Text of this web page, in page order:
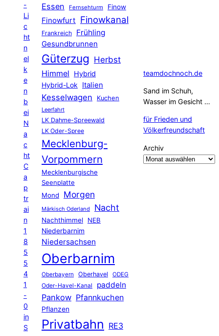
-
Li
c
ht
n
el
k
e
n
b
ei
N
a
c
ht
C
a
p
tr
ai
n
1
8
5
5
4
1
-
0
in
S
Essen Fernsehturm Finow
Finowfurt Finowkanal
Frankreich Frühling
Gesundbrunnen
Güterzug Herbst
Himmel
Hybrid
Hybrid-Lok Italien
Kesselwagen Kuchen
Leerfahrt
LK Dahme-Spreewald
LK Oder-Spree
Mecklenburg-
Vorpommern
Mecklenburgische
Seenplatte
Mond
Morgen
Märkisch Oderland Nacht
Nachthimmel
NEB
Niederbarnim
Niedersachsen
Oberbarnim
Oberbayern Oberhavel ODEG
Oder-Havel-Kanal paddeln
Pankow Pfannkuchen
Pflanzen
Privatbahn RE3
teamdochnoch.de
Sand im Schuh,
Wasser im Gesicht …
für Frieden und
Völkerfreundschaft
Archiv